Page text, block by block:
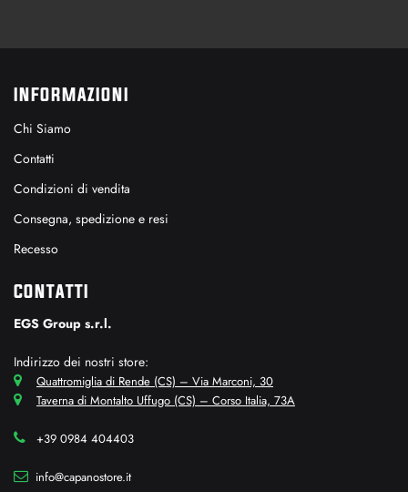
INFORMAZIONI
Chi Siamo
Contatti
Condizioni di vendita
Consegna, spedizione e resi
Recesso
CONTATTI
EGS Group s.r.l.
Indirizzo dei nostri store:
Quattromiglia di Rende (CS) – Via Marconi, 30
Taverna di Montalto Uffugo (CS) – Corso Italia, 73A
+39 0984 404403
info@capanostore.it